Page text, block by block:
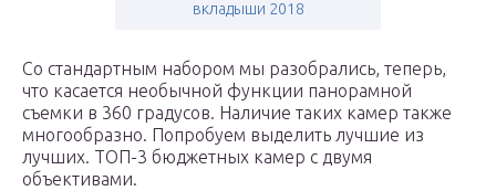
вкладыши 2018
Со стандартным набором мы разобрались, теперь,
что касается необычной функции панорамной
съемки в 360 градусов. Наличие таких камер также
многообразно. Попробуем выделить лучшие из
лучших. ТОП-3 бюджетных камер с двумя
объективами.